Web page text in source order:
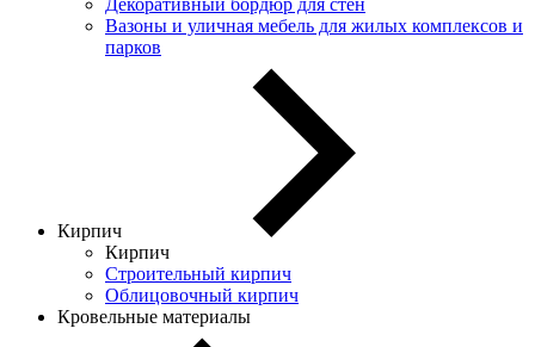
Вазоны и уличная мебель для жилых комплексов и
парков
Кирпич
Кирпич
Строительный кирпич
Облицовочный кирпич
Кровельные материалы